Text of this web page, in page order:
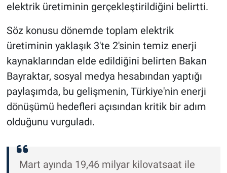
elektrik üretiminin gerçekleştirildiğini belirtti.
Söz konusu dönemde toplam elektrik
üretiminin yaklaşık 3'te 2'sinin temiz enerji
kaynaklarından elde edildiğini belirten Bakan
Bayraktar, sosyal medya hesabından yaptığı
paylaşımda, bu gelişmenin, Türkiye'nin enerji
dönüşümü hedefleri açısından kritik bir adım
olduğunu vurguladı.
Mart ayında 19,46 milyar kilovatsaat ile